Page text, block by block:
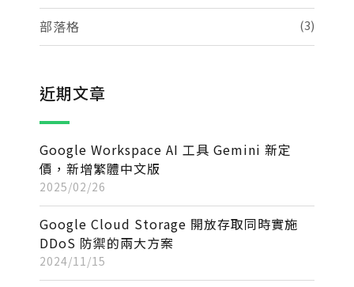
部落格 (3)
近期文章
Google Workspace AI 工具 Gemini 新定
價，新增繁體中文版
2025/02/26
Google Cloud Storage 開放存取同時實施
DDoS 防禦的兩大方案
2024/11/15